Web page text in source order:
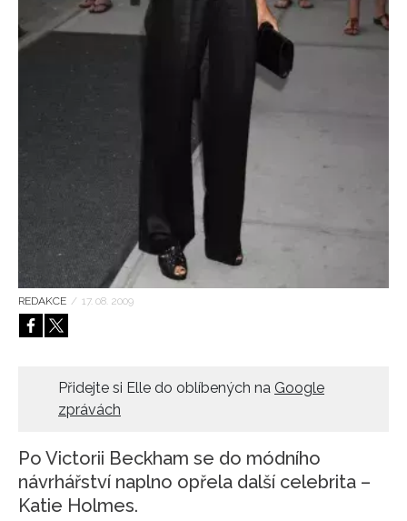
HOME
REDAKCE / 17. 08. 2009
Přidejte si Elle do oblíbených na Google
zprávách
Po Victorii Beckham se do módního
návrhářství naplno opřela další celebrita –
Katie Holmes.